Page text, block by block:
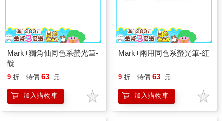
Mark+獨角仙同色系螢光筆-
靛
9 折 特價 63 元
加入購物車
Mark+兩用同色系螢光筆-紅
9 折 特價 63 元
加入購物車